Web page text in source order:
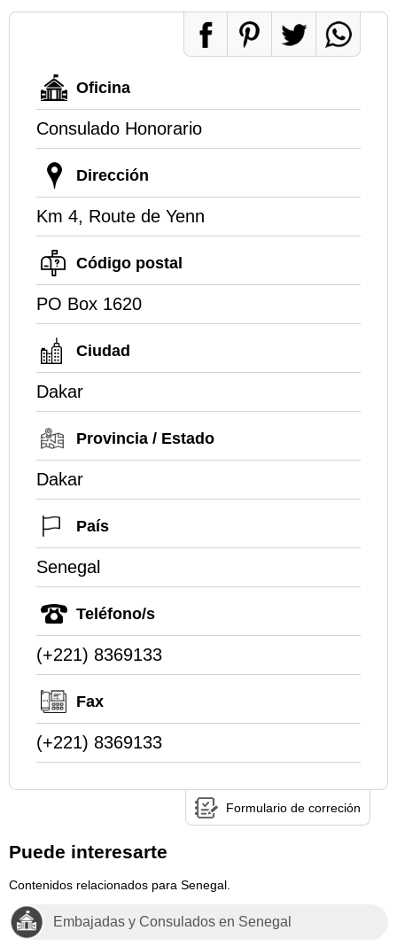
Oficina
Consulado Honorario
Dirección
Km 4, Route de Yenn
Código postal
PO Box 1620
Ciudad
Dakar
Provincia / Estado
Dakar
País
Senegal
Teléfono/s
(+221) 8369133
Fax
(+221) 8369133
Formulario de correción
Puede interesarte
Contenidos relacionados para Senegal.
Embajadas y Consulados en Senegal